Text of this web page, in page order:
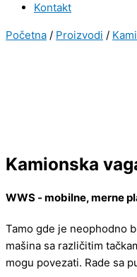
Kontakt
Početna / Proizvodi /
Kamionska
WWS ‐ mobilne, merne
Tamo gde je neophodno
mašina sa različitim
mogu povezati. Rade sa